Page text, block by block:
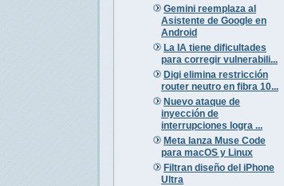
Gemini reemplaza al
Asistente de Google en
Android
La IA tiene dificultades
para corregir vulnerabili...
Digi elimina restricción
router neutro en fibra 10...
Nuevo ataque de
inyección de
interrupciones logra ...
Meta lanza Muse Code
para macOS y Linux
Filtran diseño del iPhone
Ultra